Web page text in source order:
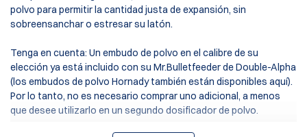
polvo para permitir la cantidad justa de expansión, sin
sobreensanchar o estresar su latón.
Tenga en cuenta: Un embudo de polvo en el calibre de su
elección ya está incluido con su Mr.Bulletfeeder de Double-Alpha
(los embudos de polvo Hornady también están disponibles aquí).
Por lo tanto, no es necesario comprar uno adicional, a menos
que desee utilizarlo en un segundo dosificador de polvo.